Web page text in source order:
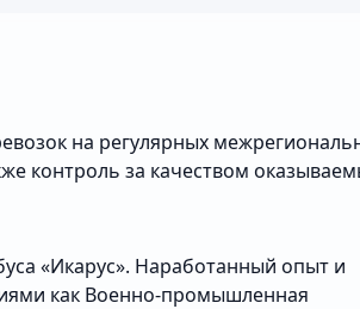
на регулярных
контроль за качеством
«Икарус». Наработанный опыт и
как Военно-промышленная